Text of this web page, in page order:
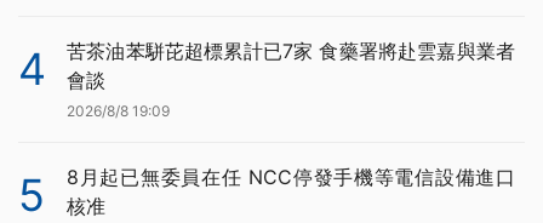
4
苦茶油苯駢芘超標累計已7家 食藥署將赴雲嘉與業者
會談
2026/8/8 19:09
5
8月起已無委員在任 NCC停發手機等電信設備進口
核准